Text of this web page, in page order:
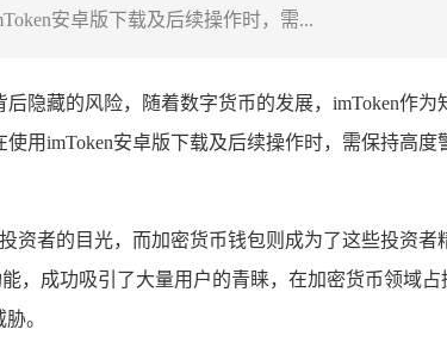
安卓版下载及后续操作时，需...
后隐藏的风险，随着数字货币的发展，imToken作
imToken安卓版下载及后续操作时，需保持高度
者的目光，而加密货币钱包则成为了这些投资
，成功吸引了大量用户的青睐，在加密货币领域
。